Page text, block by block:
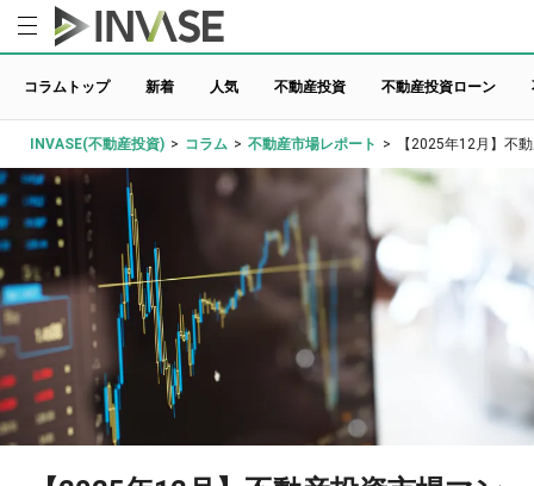
コラムトップ 新着 人気 不動産投資 不動産投資ローン
INVASE(不動産投資) > コラム > 不動産市場レポート > 【2025年12月】不